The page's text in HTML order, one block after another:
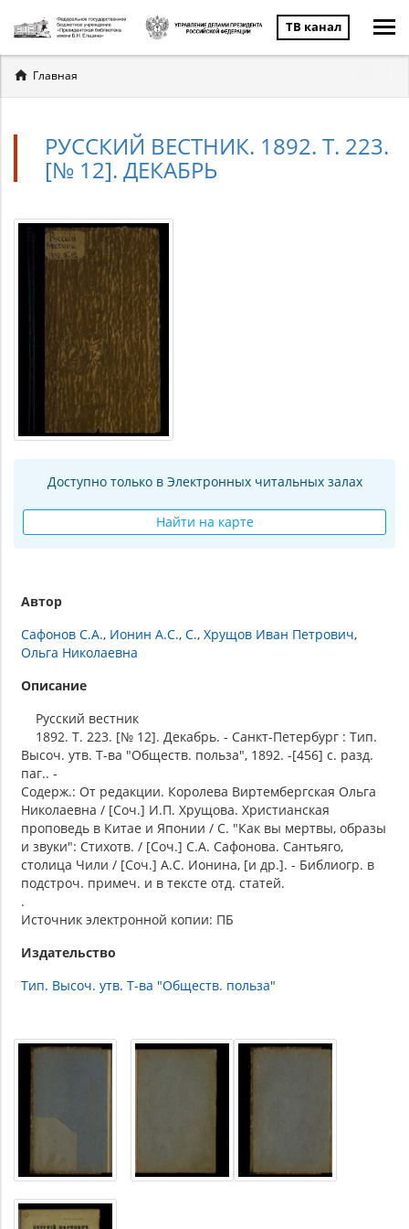
ТВ канал
Вы
здесь
Главная
РУССКИЙ ВЕСТНИК. 1892. Т. 223.
[№ 12]. ДЕКАБРЬ
Доступно только в Электронных читальных залах
Найти на карте
Автор
Сафонов С.А. Ионин А.С. С. Хрущов Иван Петрович
Ольга Николаевна
Описание
Русский вестник
1892. Т. 223. [№ 12]. Декабрь. - Санкт-Петербург : Тип.
Высоч. утв. Т-ва "Обществ. польза", 1892. -[456] с. разд.
паг.. -
Содерж.: От редакции. Королева Виртембергская Ольга
Николаевна / [Соч.] И.П. Хрущова. Христианская
проповедь в Китае и Японии / С. "Как вы мертвы, образы
и звуки": Стихотв. / [Соч.] С.А. Сафонова. Сантьяго,
столица Чили / [Соч.] А.С. Ионина, [и др.]. - Библиогр. в
подстроч. примеч. и в тексте отд. статей.
.
Источник электронной копии: ПБ
Издательство
Тип. Высоч. утв. Т-ва "Обществ. польза"